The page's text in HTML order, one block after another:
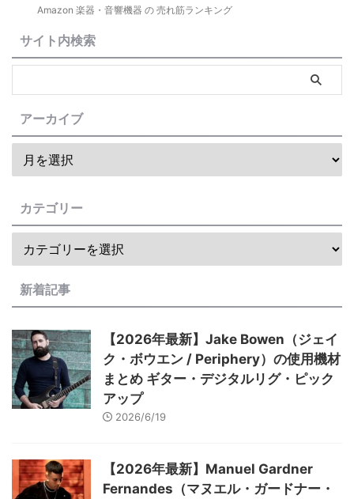
Amazon 楽器・音響機器 の 売れ筋ランキング
サイト内検索
アーカイブ
カテゴリー
新着記事
【2026年最新】Jake Bowen（ジェイ
ク・ボウエン / Periphery）の使用機材
まとめ ギター・デジタルリグ・ピック
アップ
2026/6/19
【2026年最新】Manuel Gardner
Fernandes（マヌエル・ガードナー・